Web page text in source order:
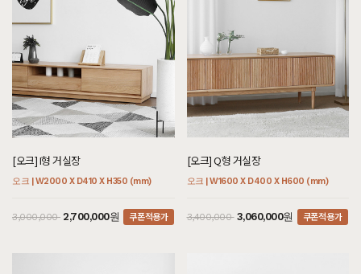
[오크] I형 거실장
오크 | W2000 X D410 X H350 (mm)
3,000,000 2,700,000원 쿠폰적용가
[오크] Q형 거실장
오크 | W1600 X D400 X H600 (mm)
3,400,000 3,060,000원 쿠폰적용가